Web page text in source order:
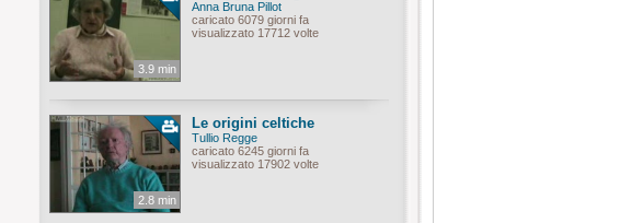
3.9 min
Anna Bruna Pillot
caricato 6079 giorni fa
visualizzato 17712 volte
2.8 min
Le origini celtiche
Tullio Regge
caricato 6245 giorni fa
visualizzato 17902 volte